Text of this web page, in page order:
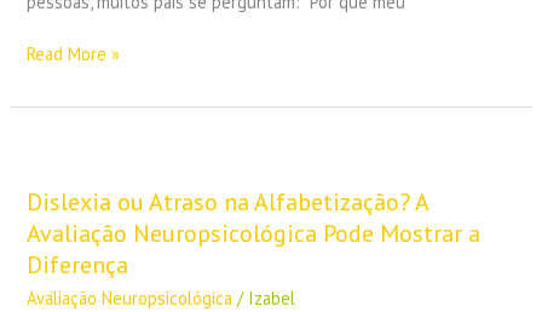
Entender
Que
Por
Read More »
Dislexia ou Atraso na Alfabetização? A
Avaliação Neuropsicológica Pode Mostrar a
Diferença
Avaliação Neuropsicológica / Izabel
Atraso
na
Alfabetização?
A
Avaliação